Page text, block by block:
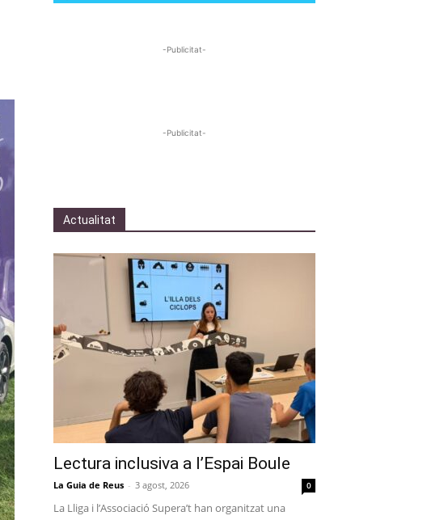
-Publicitat-
-Publicitat-
Actualitat
Lectura inclusiva a l’Espai Boule
La Guia de Reus - 3 agost, 2026 0
La Lliga i l’Associació Supera’t han organitzat una